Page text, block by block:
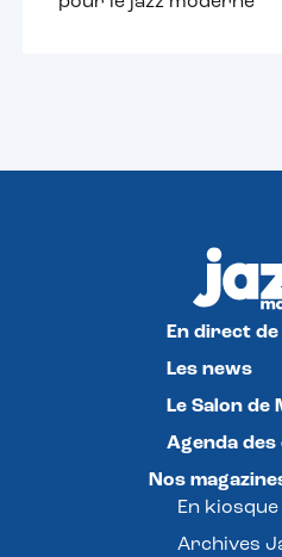
En direct
Les news
Le Salon de
Agenda
Nos
En
Archives